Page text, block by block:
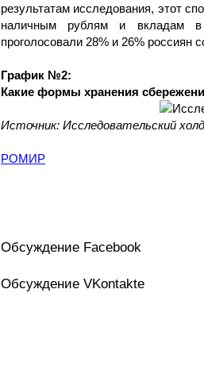
результатам исследования, этот
наличным рублям и вкладам в
проголосовали 28% и 26% россиян
График №2:
Какие формы хранения
Источник: Исследовательский
РОМИР
Обсуждение Facebook
Обсуждение VKontakte